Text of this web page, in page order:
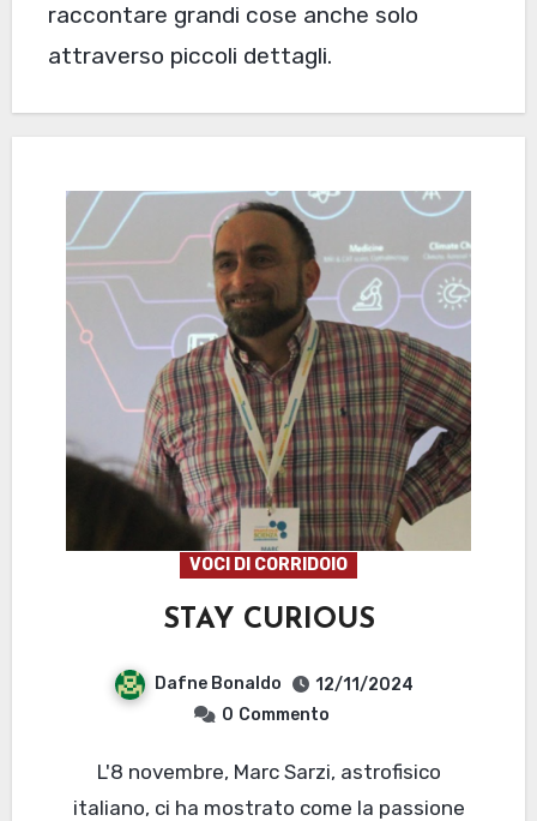
raccontare grandi cose anche solo
attraverso piccoli dettagli.
VOCI DI CORRIDOIO
STAY CURIOUS
Dafne Bonaldo
12/11/2024
0 Commento
L'8 novembre, Marc Sarzi, astrofisico
italiano, ci ha mostrato come la passione